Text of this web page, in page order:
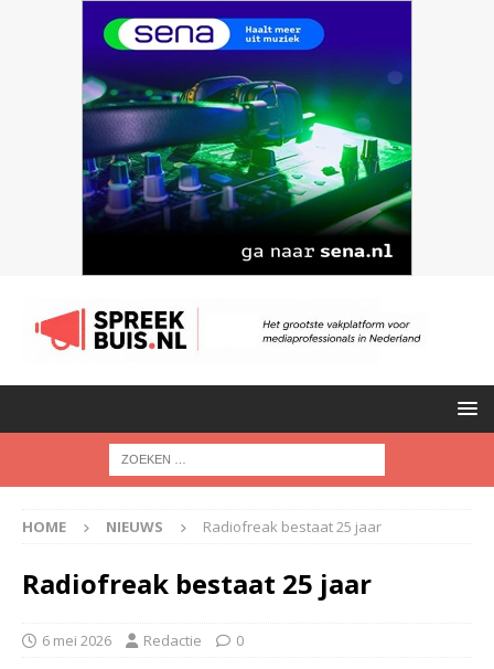
HOME NIEUWS Radiofreak bestaat 25 jaar
Radiofreak bestaat 25 jaar
6 mei 2026 Redactie 0